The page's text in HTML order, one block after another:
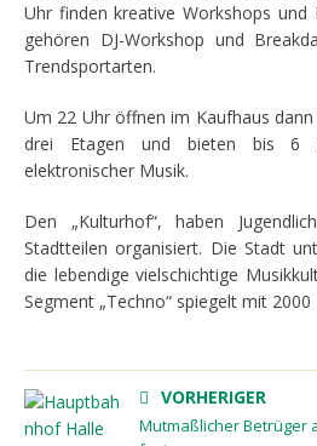
Uhr finden kreative Workshops
gehören DJ-Workshop und
Trendsportarten.
Um 22 Uhr öffnen im Kaufhaus
drei Etagen und bieten bis 6
elektronischer Musik.
Den „Kulturhof“, haben
Stadtteilen organisiert. Die Stadt
die lebendige vielschichtige
Segment „Techno“ spiegelt mit 2000
VORHERIGER
Mutmaßlicher Betrüger